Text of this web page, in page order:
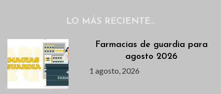
LO MÁS RECIENTE…
Farmacias de guardia para
agosto 2026
1 agosto, 2026